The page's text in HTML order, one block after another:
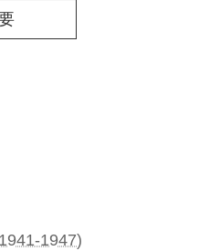
1947)